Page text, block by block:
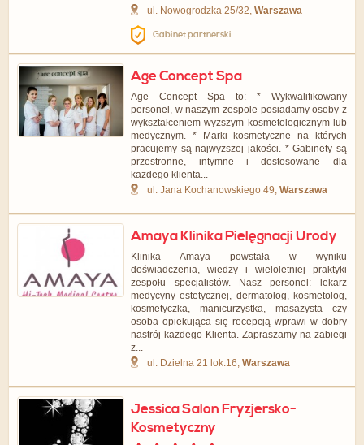
ul. Nowogrodzka 25/32,Warszawa
Gabinet partnerski
Age Concept Spa
Age Concept Spa to: * Wykwalifikowany
personel, w naszym zespole posiadamy osoby z
wykształceniem wyższym kosmetologicznym lub
medycznym. * Marki kosmetyczne na których
pracujemy są najwyższej jakości. * Gabinety są
przestronne, intymne i dostosowane dla
każdego klienta...
ul. Jana Kochanowskiego 49,Warszawa
Amaya Klinika Pielęgnacji Urody
Klinika Amaya powstała w wyniku
doświadczenia, wiedzy i wieloletniej praktyki
zespołu specjalistów. Nasz personel: lekarz
medycyny estetycznej, dermatolog, kosmetolog,
kosmetyczka, manicurzystka, masażysta czy
osoba opiekująca się recepcją wprawi w dobry
nastrój każdego Klienta. Zapraszamy na zabiegi
z...
ul. Dzielna 21 lok.16,Warszawa
Jessica Salon Fryzjersko-
Kosmetyczny